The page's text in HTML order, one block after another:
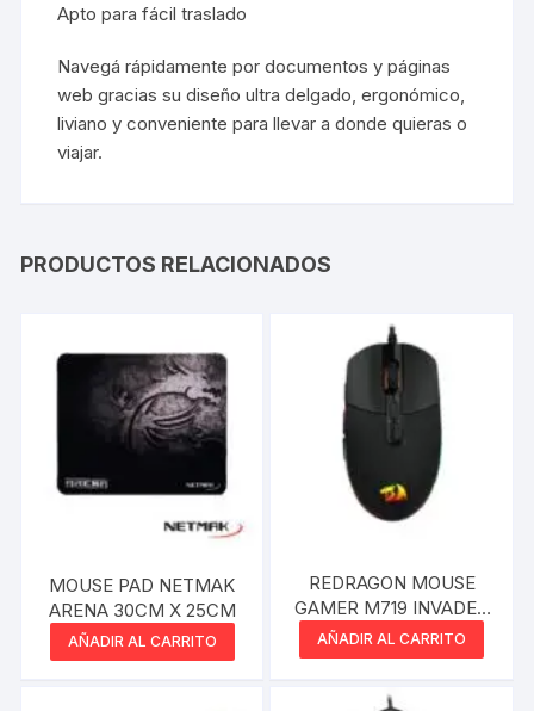
Apto para fácil traslado
Navegá rápidamente por documentos y páginas
web gracias su diseño ultra delgado, ergonómico,
liviano y conveniente para llevar a donde quieras o
viajar.
PRODUCTOS RELACIONADOS
MOUSE PAD NETMAK
ARENA 30CM X 25CM
AÑADIR AL CARRITO
REDRAGON MOUSE
GAMER M719 INVADER
RGB USB 10000DPI 8
BOTONES
AÑADIR AL CARRITO